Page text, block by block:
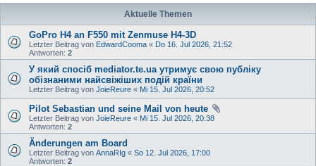
Aktuelle Themen
GoPro H4 an F550 mit Zenmuse H4-3D
Letzter Beitrag von EdwardCooma « Do 16. Jul 2026, 21:52
Antworten: 2
У який спосіб mediator.te.ua утримує свою публіку
обізнаними найсвіжіших подій країни
Letzter Beitrag von JoieReure « Mi 15. Jul 2026, 20:52
Pilot Sebastian und seine Mail von heute
Letzter Beitrag von JoieReure « Mi 15. Jul 2026, 20:38
Antworten: 2
Änderungen am Board
Letzter Beitrag von AnnaRIg « So 12. Jul 2026, 17:00
Antworten: 2